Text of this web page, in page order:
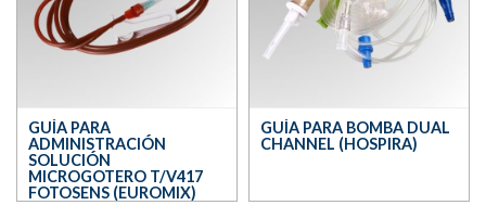
GUÍA PARA
ADMINISTRACIÓN
SOLUCIÓN
MICROGOTERO T/V417
FOTOSENS (EUROMIX)
GUÍA PARA BOMBA DUAL
CHANNEL (HOSPIRA)